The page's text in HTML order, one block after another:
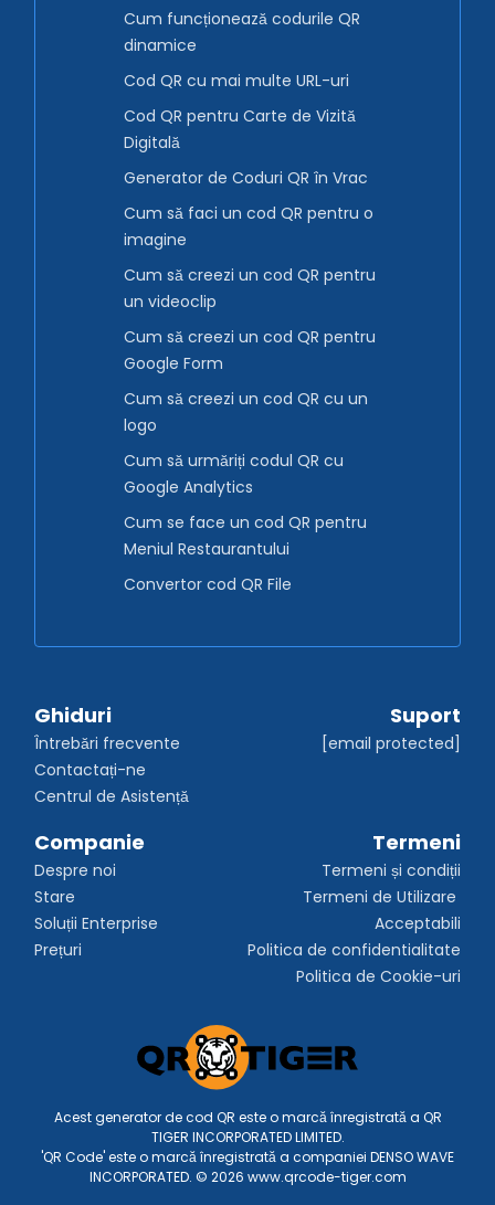
Cum funcționează codurile QR
dinamice
Cod QR cu mai multe URL-uri
Cod QR pentru Carte de Vizită
Digitală
Generator de Coduri QR în Vrac
Cum să faci un cod QR pentru o
imagine
Cum să creezi un cod QR pentru
un videoclip
Cum să creezi un cod QR pentru
Google Form
Cum să creezi un cod QR cu un
logo
Cum să urmăriți codul QR cu
Google Analytics
Cum se face un cod QR pentru
Meniul Restaurantului
Convertor cod QR File
Ghiduri
Întrebări frecvente
Contactați-ne
Centrul de Asistență
Suport
[email protected]
Companie
Despre noi
Stare
Soluții Enterprise
Prețuri
Termeni
Termeni și condiții
Termeni de Utilizare
Acceptabili
Politica de confidentialitate
Politica de Cookie-uri
Acest generator de cod QR este o marcă înregistrată a QR
TIGER INCORPORATED LIMITED.
'QR Code' este o marcă înregistrată a companiei DENSO WAVE
INCORPORATED. © 2026 www.qrcode-tiger.com